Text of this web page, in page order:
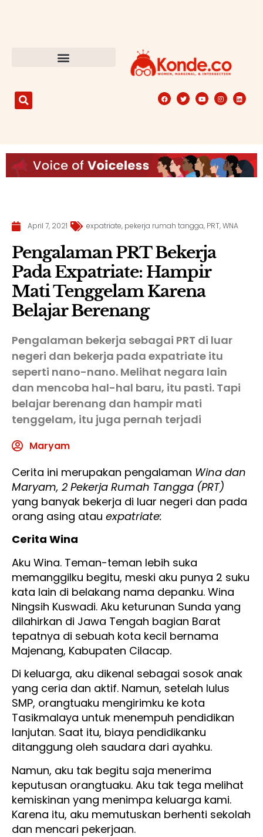
April 7, 2021 expatriate, pekerja rumah tangga, PRT,WNA
Pengalaman PRT Bekerja
Pada Expatriate: Hampir
Mati Tenggelam Karena
Belajar Berenang
Pengalaman bekerja sebagai PRT di luar
negeri dan bekerja pada expatriate itu
seperti nano-nano. Melihat negara lain
dan mencoba hal-hal baru, itu pasti. Tapi
belajar berenang dan hampir mati
tenggelam, itu juga pernah terjadi
Maryam
Cerita ini merupakan pengalaman Wina dan
Maryam, 2 Pekerja Rumah Tangga (PRT)
yang banyak bekerja di luar negeri dan pada
orang asing atau expatriate:
Cerita Wina
Aku Wina. Teman-teman lebih suka
memanggilku begitu, meski aku punya 2 suku
kata lain di belakang nama depanku. Wina
Ningsih Kuswadi. Aku keturunan Sunda yang
dilahirkan di Jawa Tengah bagian Barat
tepatnya di sebuah kota kecil bernama
Majenang, Kabupaten Cilacap.
Di keluarga, aku dikenal sebagai sosok anak
yang ceria dan aktif. Namun, setelah lulus
SMP, orangtuaku mengirimku ke kota
Tasikmalaya untuk menempuh pendidikan
lanjutan. Saat itu, biaya pendidikanku
ditanggung oleh saudara dari ayahku.
Namun, aku tak begitu saja menerima
keputusan orangtuaku. Aku tak tega melihat
kemiskinan yang menimpa keluarga kami.
Karena itu, aku memutuskan berhenti sekolah
dan mencari pekerjaan.